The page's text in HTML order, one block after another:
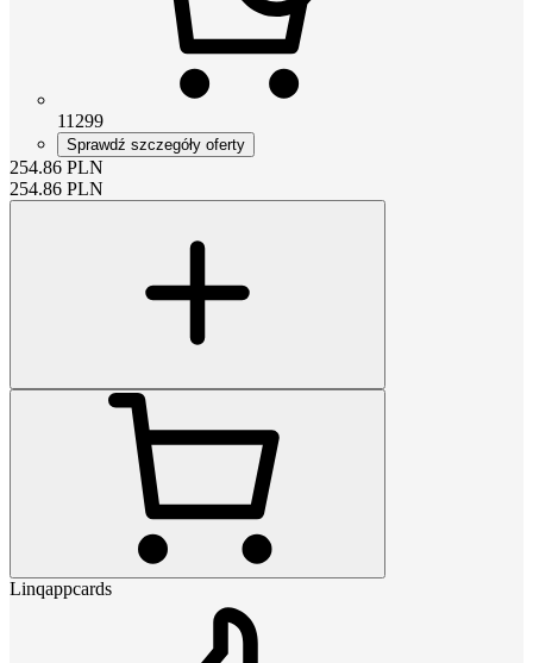
11299
Sprawdź szczegóły oferty
254.86 PLN
254.86 PLN
Linqappcards